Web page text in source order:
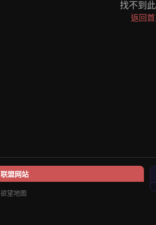
找不到
返回
联盟网站
欲望地图